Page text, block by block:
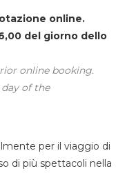
online.
del giorno dello
online booking.
of the
per il viaggio di
di più spettacoli nella